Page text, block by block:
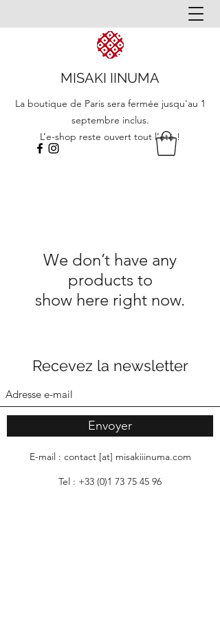
MISAKI IINUMA
La boutique de Paris sera fermée jusqu'au 1
septembre inclus.
L’e-shop reste ouvert tout l’été !
We don’t have any
products to
show here right now.
Recevez la newsletter
Envoyer
E-mail : contact [at] misakiiinuma.com
Tel : +33 (0)1 73 75 45 96